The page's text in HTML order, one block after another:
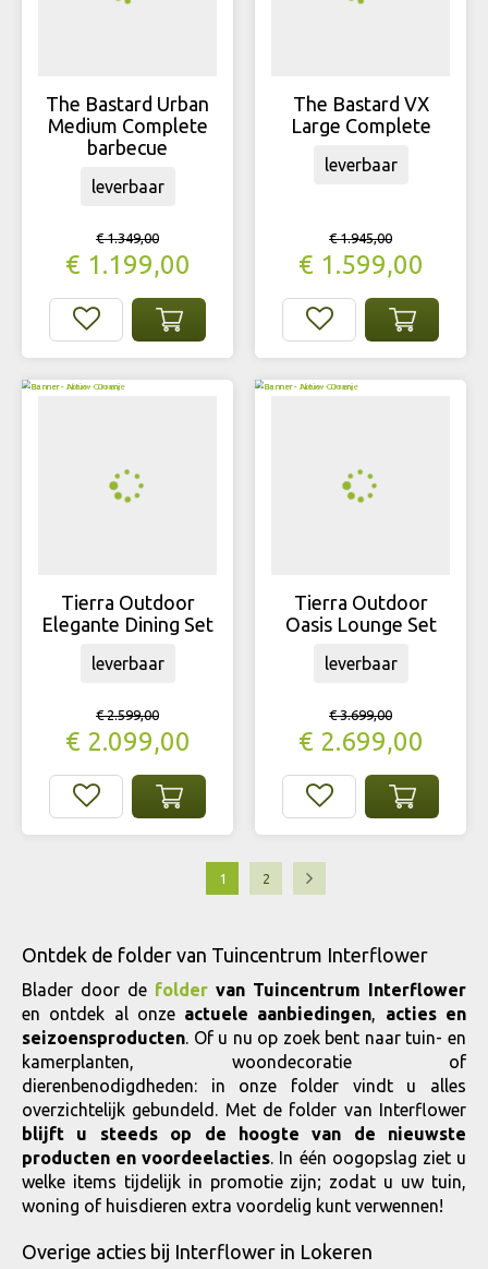
The Bastard Urban
Medium Complete
barbecue
€ 1.349,00
€ 1.199,00
leverbaar
The Bastard VX
Large Complete
€ 1.945,00
€ 1.599,00
leverbaar
Tierra Outdoor
Elegante Dining Set
€ 2.599,00
€ 2.099,00
leverbaar
Tierra Outdoor
Oasis Lounge Set
€ 3.699,00
€ 2.699,00
leverbaar
1 2
Ontdek de folder van Tuincentrum Interflower
Blader door de folder van Tuincentrum Interflower
en ontdek al onzeactuele aanbiedingen, acties en
seizoensproducten. Of u nu op zoek bent naar tuin- en
kamerplanten, woondecoratie of
dierenbenodigdheden: in onze folder vindt u alles
overzichtelijk gebundeld. Met de folder van Interflower
blijft u steeds op de hoogte van de nieuwste
producten en voordeelacties. In één oogopslag ziet u
welke items tijdelijk in promotie zijn; zodat u uw tuin,
woning of huisdieren extra voordelig kunt verwennen!
Overige acties bij Interflower in Lokeren